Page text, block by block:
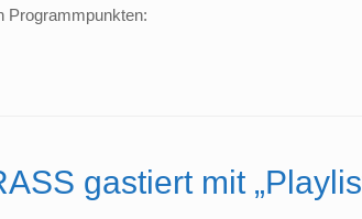
Programmpunkten:
gastiert mit